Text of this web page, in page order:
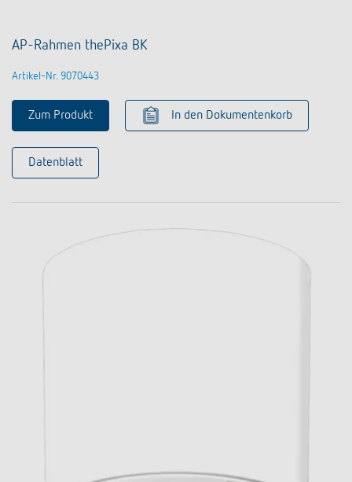
AP-Rahmen thePixa BK
Artikel-Nr. 9070443
Zum Produkt In den Dokumentenkorb
Datenblatt